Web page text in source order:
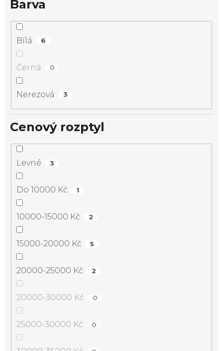
Barva
Bílá 6
Černá 0
Nerezová 3
Cenový rozptyl
Levné 3
Do 10000 Kč 1
10000-15000 Kč 2
15000-20000 Kč 5
20000-25000 Kč 2
20000-30000 Kč 0
25000-30000 Kč 0